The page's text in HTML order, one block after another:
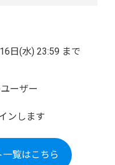
日(水) 23:59 まで
ーザー
ンします
覧はこちら